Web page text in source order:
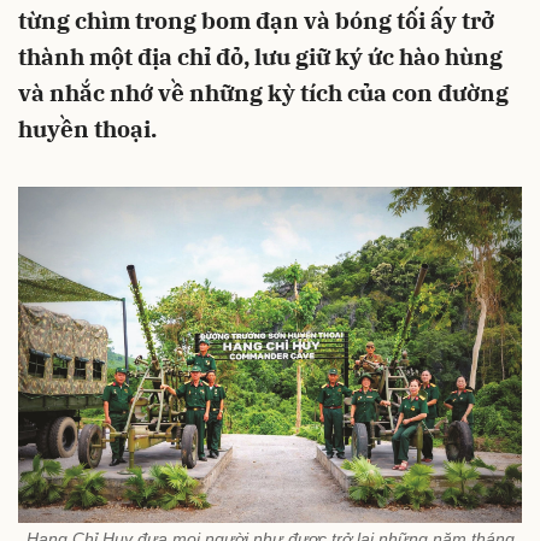
từng chìm trong bom đạn và bóng tối ấy trở
thành một địa chỉ đỏ, lưu giữ ký ức hào hùng
và nhắc nhớ về những kỳ tích của con đường
huyền thoại.